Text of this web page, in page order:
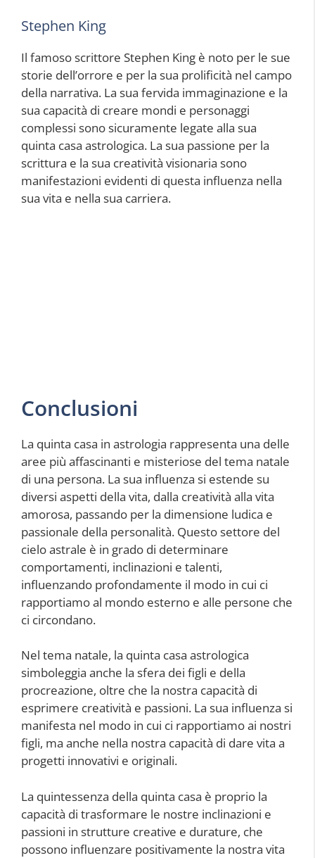
Stephen King
Il famoso scrittore Stephen King è noto per le sue
storie dell’orrore e per la sua prolificità nel campo
della narrativa. La sua fervida immaginazione e la
sua capacità di creare mondi e personaggi
complessi sono sicuramente legate alla sua
quinta casa astrologica. La sua passione per la
scrittura e la sua creatività visionaria sono
manifestazioni evidenti di questa influenza nella
sua vita e nella sua carriera.
Conclusioni
La quinta casa in astrologia rappresenta una delle
aree più affascinanti e misteriose del tema natale
di una persona. La sua influenza si estende su
diversi aspetti della vita, dalla creatività alla vita
amorosa, passando per la dimensione ludica e
passionale della personalità. Questo settore del
cielo astrale è in grado di determinare
comportamenti, inclinazioni e talenti,
influenzando profondamente il modo in cui ci
rapportiamo al mondo esterno e alle persone che
ci circondano.
Nel tema natale, la quinta casa astrologica
simboleggia anche la sfera dei figli e della
procreazione, oltre che la nostra capacità di
esprimere creatività e passioni. La sua influenza si
manifesta nel modo in cui ci rapportiamo ai nostri
figli, ma anche nella nostra capacità di dare vita a
progetti innovativi e originali.
La quintessenza della quinta casa è proprio la
capacità di trasformare le nostre inclinazioni e
passioni in strutture creative e durature, che
possono influenzare positivamente la nostra vita